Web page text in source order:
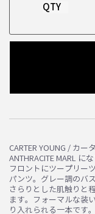
QTY
CARTER YOUNG / カー
ANTHRACITE MARL にな
フロントにツープリー
パンツ。グレー調のバ
さらりとした肌触りと
ます。フォーマルな装
り入れられる一本です。
お買い